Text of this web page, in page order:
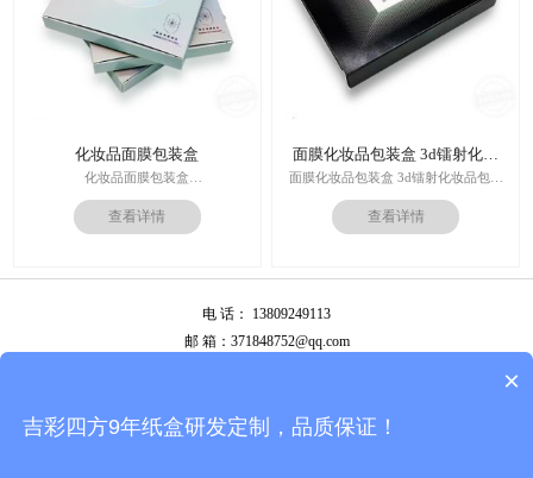
化妆品面膜包装盒
化妆品面膜包装盒
材料：金银卡纸，特种纸
工艺：uv，击凸，烫金
价格：根据材质及工艺、数量报价
作日
查看详情
面膜化妆品包装盒 3d镭射化妆
品包装盒
面膜化妆品包装盒 3d镭射化妆品包装
盒
印刷技术：专色印刷/四色印刷
后工工艺：烫金/UV/凹凸/浮雕
周期：签订合同确认样板后7-15个工
查看详情
电 话： 13809249113
邮 箱：371848752@qq.com
×
吉彩四方9年纸盒研发定制，品质保证！